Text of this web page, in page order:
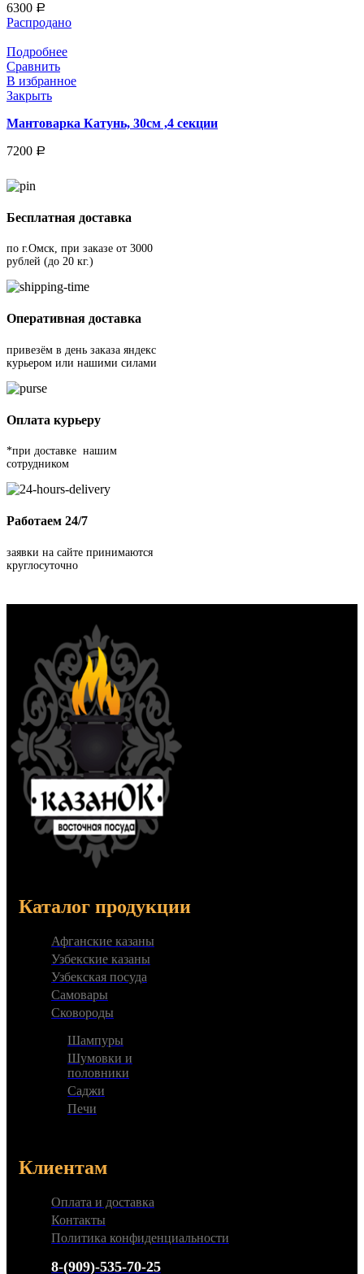
6300 Р
Распродано
Подробнее
Сравнить
В избранное
Закрыть
Мантоварка Катунь, 30см ,4 секции
7200 Р
Бесплатная доставка
по г.Омск, при заказе от 3000
рублей (до 20 кг.)
Оперативная доставка
привезём в день заказа яндекс
курьером или нашими силами
Оплата курьеру
*при доставке нашим
сотрудником
Работаем 24/7
заявки на сайте принимаются
круглосуточно
Каталог продукции
Афганские казаны
Узбекские казаны
Узбекская посуда
Самовары
Сковороды
Шампуры
Шумовки и
половники
Саджи
Печи
Клиентам
Оплата и доставка
Контакты
Политика конфиденциальности
8-(909)-535-70-25